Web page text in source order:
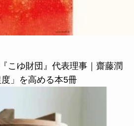
こゆ財団』代表理事｜齋藤潤
」を高める本5冊